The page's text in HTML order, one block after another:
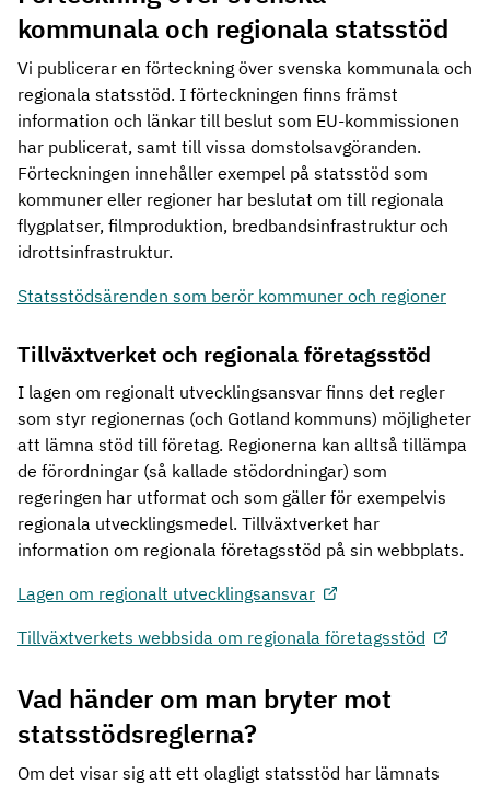
kommunala och regionala statsstöd
Vi publicerar en förteckning över svenska kommunala och
regionala statsstöd. I förteckningen finns främst
information och länkar till beslut som EU-kommissionen
har publicerat, samt till vissa domstolsavgöranden.
Förteckningen innehåller exempel på statsstöd som
kommuner eller regioner har beslutat om till regionala
flygplatser, filmproduktion, bredbandsinfrastruktur och
idrottsinfrastruktur.
Statsstödsärenden som berör kommuner och regioner
Tillväxtverket och regionala företagsstöd
I lagen om regionalt utvecklingsansvar finns det regler
som styr regionernas (och Gotland kommuns) möjligheter
att lämna stöd till företag. Regionerna kan alltså tillämpa
de förordningar (så kallade stödordningar) som
regeringen har utformat och som gäller för exempelvis
regionala utvecklingsmedel. Tillväxtverket har
information om regionala företagsstöd på sin webbplats.
Lagen om regionalt utvecklingsansvar
Tillväxtverkets webbsida om regionala företagsstöd
Vad händer om man bryter mot
statsstödsreglerna?
Om det visar sig att ett olagligt statsstöd har lämnats